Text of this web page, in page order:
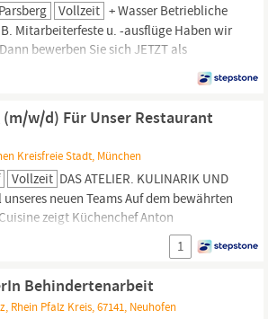
Vollzeit + Wasser Betriebliche
Mitarbeiterfeste u. -ausflüge Haben wir
bewerben Sie sich JETZT als
(m/w/d) bei der Sparkasse Neumarkt-
steht Ihnen Herr Florian
Banking/S-
telefonisch unter
(m/w/d) Für Unser Restaurant
Kreisfreie Stadt, München
Vollzeit DAS ATELIER. KULINARIK UND
unseres neuen Teams Auf dem bewährten
zeigt Küchenchef Anton
2021, dass Genuss auch auf dem Teller
seiner puristischen, eleganten1
Behindertenarbeit
Rhein Pfalz Kreis, 67141, Neuhofen